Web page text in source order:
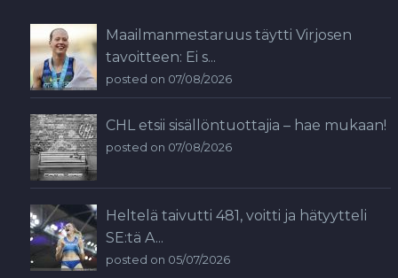
Maailmanmestaruus täytti Virjosen
tavoitteen: Ei s...
posted on 07/08/2026
CHL etsii sisällöntuottajia – hae mukaan!
posted on 07/08/2026
Heltelä taivutti 481, voitti ja hätyytteli
SE:tä A...
posted on 05/07/2026